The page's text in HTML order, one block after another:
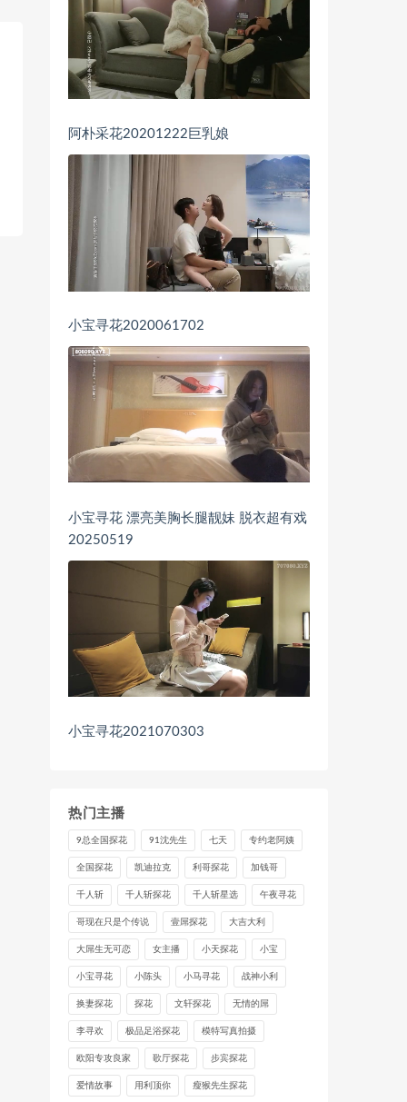
阿朴采花20201222巨乳娘
小宝寻花2020061702
小宝寻花 漂亮美胸长腿靓妹 脱衣超有戏
20250519
小宝寻花2021070303
热门主播
9总全国探花 91沈先生 七天 专约老阿姨
全国探花 凯迪拉克 利哥探花 加钱哥
千人斩 千人斩探花 千人斩星选 午夜寻花
哥现在只是个传说 壹屌探花 大吉大利
大屌生无可恋 女主播 小天探花 小宝
小宝寻花 小陈头 小马寻花 战神小利
换妻探花 探花 文轩探花 无情的屌
李寻欢 极品足浴探花 模特写真拍摄
欧阳专攻良家 歌厅探花 步宾探花
爱情故事 用利顶你 瘦猴先生探花